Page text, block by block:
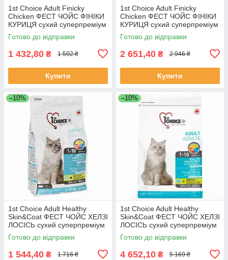
1st Choice Adult Finicky
Chicken ФЕСТ ЧОЙС ФІНІКИ
КУРИЦЯ сухий суперпреміум
корм для котів вибагливих та
активних, Якість
Готово до відправки
1 432,80 ₴ 1 592 ₴
Купити
1st Choice Adult Finicky
Chicken ФЕСТ ЧОЙС ФІНІКИ
КУРИЦЯ сухий суперпреміум
корм для котів вибагливих та
активних, Якість
Готово до відправки
2 651,40 ₴ 2 946 ₴
Купити
–10%
1st Choice Adult Healthy
Skin&Coat ФЕСТ ЧОЙС ХЕЛЗІ
ЛОСІСЬ сухий суперпреміум
корм для котів, Якість
Готово до відправки
1 544,40 ₴ 1 716 ₴
–10%
1st Choice Adult Healthy
Skin&Coat ФЕСТ ЧОЙС ХЕЛЗІ
ЛОСІСЬ сухий суперпреміум
корм для котів, Якість
Готово до відправки
4 652,10 ₴ 5 169 ₴